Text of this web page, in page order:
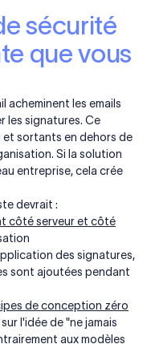
sécurité
que vous
acheminent les emails
les signatures. Ce
et sortants en dehors de
Si la solution
entreprise, cela crée
devrait :
côté serveur et côté
des signatures,
sont ajoutées pendant
de conception zéro
l'idée de "ne jamais
aux modèles